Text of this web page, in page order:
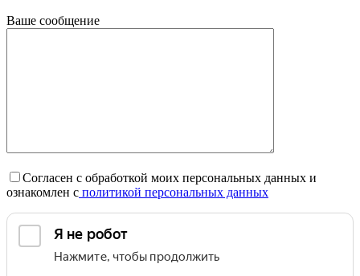
Ваше сообщение
Согласен с обработкой моих персональных данных и
ознакомлен с политикой персональных данных